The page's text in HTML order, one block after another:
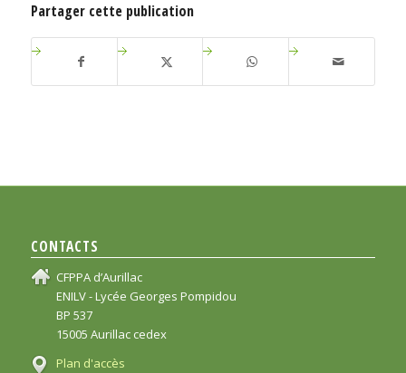
Partager cette publication
CONTACTS
CFPPA d’Aurillac
ENILV - Lycée Georges Pompidou
BP 537
15005 Aurillac cedex
Plan d'accès